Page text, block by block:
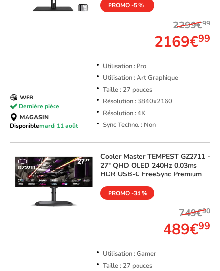
PROMO -5 %
2299€99
2169€99
Utilisation : Pro
Utilisation : Art Graphique
Taille : 27 pouces
Résolution : 3840x2160
Résolution : 4K
Sync Techno. : Non
WEB
Dernière pièce
MAGASIN
Disponiblemardi 11 août
Cooler MasterTEMPEST GZ2711 -
27" QHD OLED 240Hz 0.03ms
HDR USB-C FreeSync Premium
PROMO -34 %
749€90
489€99
Utilisation : Gamer
Taille : 27 pouces